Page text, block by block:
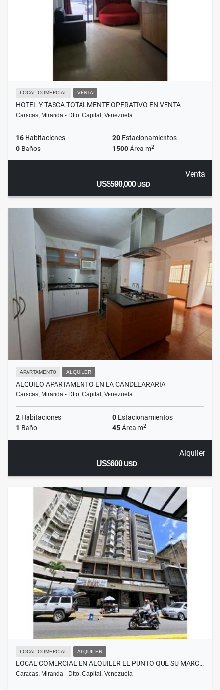
LOCAL COMERCIAL VENTA
HOTEL Y TASCA TOTALMENTE OPERATIVO EN VENTA
Caracas, Miranda - Dtto. Capital, Venezuela
16 Habitaciones 20 Estacionamientos
0 Baños 1500Área m2
Venta
US$590,000USD
APARTAMENTO ALQUILER
ALQUILO APARTAMENTO EN LA CANDELARARIA
Caracas, Miranda - Dtto. Capital, Venezuela
2 Habitaciones 0 Estacionamientos
1 Baño 45Área m2
Alquiler
US$600USD
LOCAL COMERCIAL ALQUILER
LOCAL COMERCIAL EN ALQUILER EL PUNTO QUE SU MARC…
Caracas, Miranda - Dtto. Capital, Venezuela